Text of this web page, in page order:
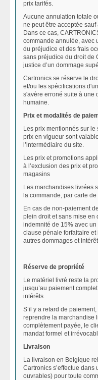
prix tarifés.
Aucune annulation totale
ne peut être acceptée
Dans ce cas,
commande annulée, avec
du préjudice et des frais
sans préjudice du droit de
justice d’un dommage
Cartronics se réserve le
et/ou les spécifications
s'avère erroné suite à une
humaine.
Prix et modalités de
Les prix mentionnés sur le
prix en vigueur sont
l’intermédiaire du site.
Les prix et promotions
à l’exclusion des prix et
magasins
Les marchandises livrées
la commande, par carte
En cas de non-paiement
plein droit et sans mise en
indemnité de 15% avec
clause pénale forfaitaire
autres dommages et
Réserve de propriété
Le matériel livré reste la
jusqu’au paiement
intérêts.
S’il y a retard de
reprendre la marchandise
complètement payée, le
mandat formel et
Livraison
La livraison en Belgique
Cartronics s’effectue
ouvrables) pour toute